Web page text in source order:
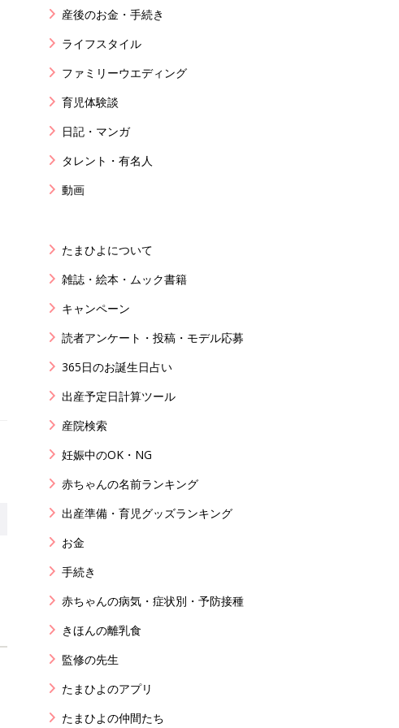
産後のお金・手続き
ライフスタイル
ファミリーウエディング
育児体験談
日記・マンガ
タレント・有名人
動画
たまひよについて
雑誌・絵本・ムック書籍
キャンペーン
読者アンケート・投稿・モデル応募
365日のお誕生日占い
出産予定日計算ツール
産院検索
妊娠中のOK・NG
赤ちゃんの名前ランキング
出産準備・育児グッズランキング
お金
手続き
赤ちゃんの病気・症状別・予防接種
きほんの離乳食
監修の先生
たまひよのアプリ
たまひよの仲間たち